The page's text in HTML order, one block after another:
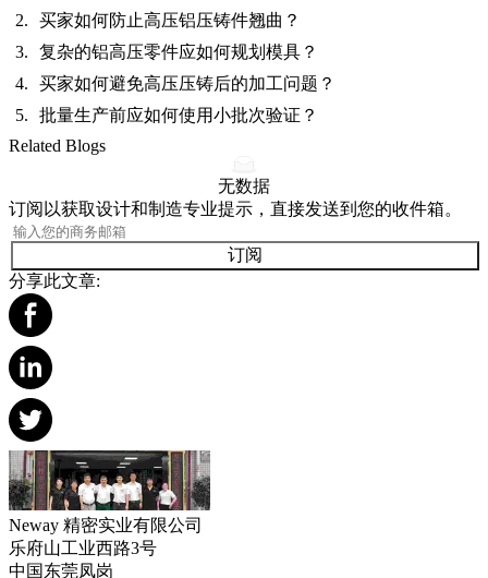
买家如何防止高压铝压铸件翘曲？
复杂的铝高压零件应如何规划模具？
买家如何避免高压压铸后的加工问题？
批量生产前应如何使用小批次验证？
Related Blogs
无数据
订阅以获取设计和制造专业提示，直接发送到您的收件箱。
订阅
分享此文章:
Neway 精密实业有限公司
乐府山工业西路3号
中国东莞凤岗